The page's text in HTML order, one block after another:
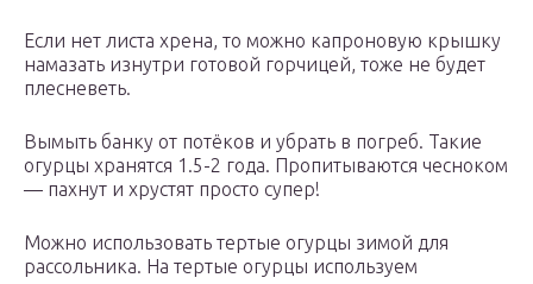
Если нет листа хрена, то можно капроновую крышку
намазать изнутри готовой горчицей, тоже не будет
плесневеть.
Вымыть банку от потёков и убрать в погреб. Такие
огурцы хранятся 1.5-2 года. Пропитываются чесноком
— пахнут и хрустят просто супер!
Можно использовать тертые огурцы зимой для
рассольника. На тертые огурцы используем